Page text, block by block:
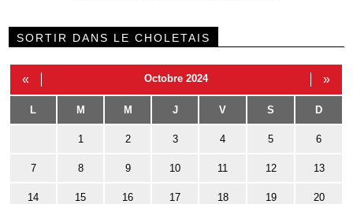
SORTIR DANS LE CHOLETAIS
« Octobre 2024 »
L M M J V S D
1 2 3 4 5 6
7 8 9 10 11 12 13
14 15 16 17 18 19 20